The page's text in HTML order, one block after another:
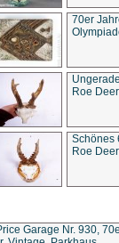
70er
Roe
Schönes
Roe
Garage Nr. 930,